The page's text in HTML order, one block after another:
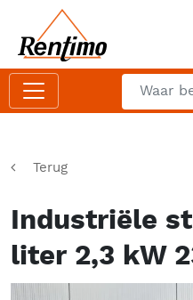
Zoeken
Terug
Industriële
liter 2,3 kW